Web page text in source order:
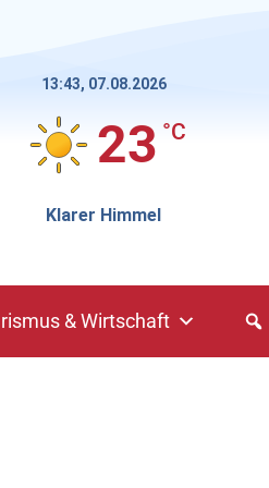
13:43, 07.08.2026
23 °C
Klarer Himmel
& Wirtschaft